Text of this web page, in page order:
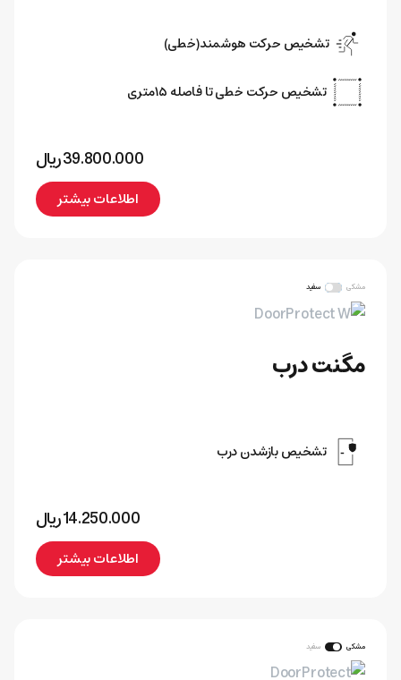
تشخیص حرکت هوشمند(خطی)
تشخیص حرکت خطی تا فاصله ۱۵‌متری
39.800.000﷼
اطلاعات بیشتر
مشکی سفید
مگنت درب
تشخیص بازشدن درب
14.250.000﷼
اطلاعات بیشتر
مشکی سفید